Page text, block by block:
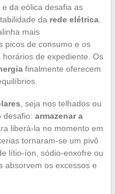
e da eólica desafia as
da rede elétrica.
mais
picos de consumo e os
de expediente. Os
finalmente oferecem
, seja nos telhados ou
desafio: armazenar a
liberá-la no momento em
tornaram-se um pivô
lítio-íon, sódio-enxofre ou
absorvem os excessos e